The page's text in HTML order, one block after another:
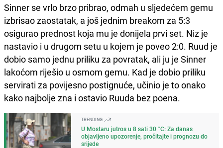
Sinner se vrlo brzo pribrao, odmah u sljedećem gemu
izbrisao zaostatak, a još jednim breakom za 5:3
osigurao prednost koja mu je donijela prvi set. Niz je
nastavio i u drugom setu u kojem je poveo 2:0. Ruud je
dobio samo jednu priliku za povratak, ali ju je Sinner
lakoćom riješio u osmom gemu. Kad je dobio priliku
servirati za povijesno postignuće, učinio je to onako
kako najbolje zna i ostavio Ruuda bez poena.
TRENDING
U Mostaru jutros u 8 sati 30 °C: Za danas
objavljeno upozorenje, pročitajte i prognozu do
srijede